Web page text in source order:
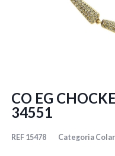
CO EG
34551
REF 15478 Categoria Colar